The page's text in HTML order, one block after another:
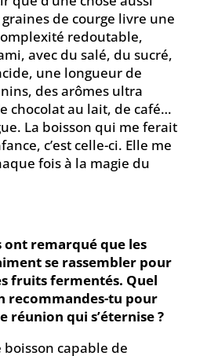
de courge livre une
redoutable,
avec du salé, du sucré,
une longueur de
des arômes ultra
chocolat au lait, de café…
La boisson qui me ferait
c’est celle-ci. Elle me
fois à la magie du
ont remarqué que les
se rassembler pour
fruits fermentés. Quel
recommandes-tu pour
réunion qui s’éternise ?
capable de